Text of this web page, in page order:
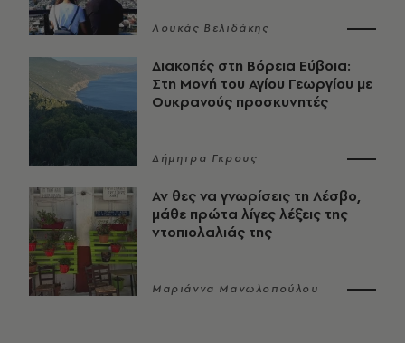
Λουκάς Βελιδάκης
Διακοπές στη Βόρεια Εύβοια:
Στη Μονή του Αγίου Γεωργίου με
Ουκρανούς προσκυνητές
Δήμητρα Γκρους
Αν θες να γνωρίσεις τη Λέσβο,
μάθε πρώτα λίγες λέξεις της
ντοπιολαλιάς της
Μαριάννα Μανωλοπούλου